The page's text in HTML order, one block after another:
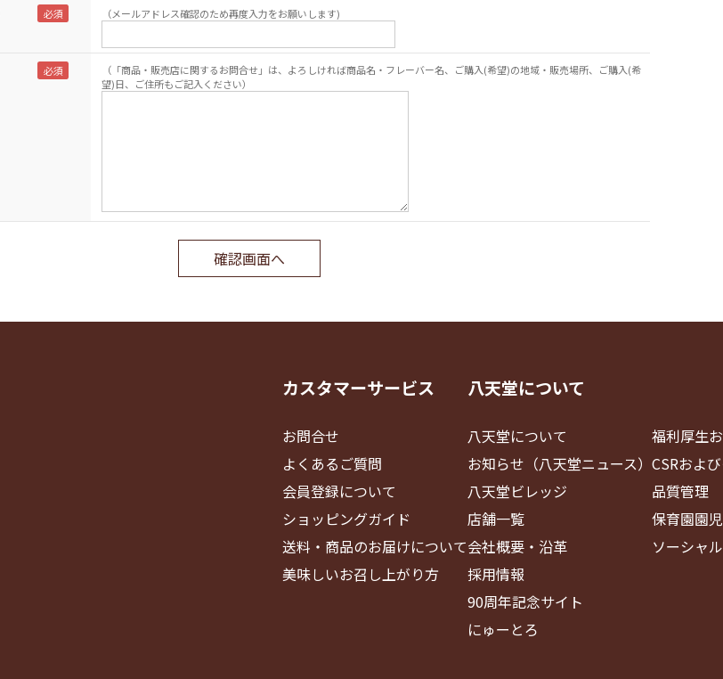
（メールアドレス確認のため再度入力をお願いします)
（「商品・販売店に関するお問合せ」は、よろしければ商品名・フレーバー名、ご購入(希望)の地域・販売場所、ご購入(希
望)日、ご住所もご記入ください）
カスタマーサービス
お問合せ
よくあるご質問
会員登録について
ショッピングガイド
送料・商品のお届けについて
美味しいお召し上がり方
八天堂について
八天堂について
お知らせ（八天堂ニュース）
八天堂ビレッジ
店舗一覧
会社概要・沿革
採用情報
90周年記念サイト
にゅーとろ
福利厚生
CSRおよ
品質管理
保育園園
ソーシャ